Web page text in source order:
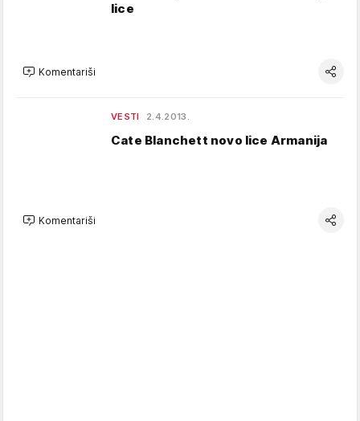
lice
Komentariši
VESTI 2.4.2013.
Cate Blanchett novo lice Armanija
Komentariši